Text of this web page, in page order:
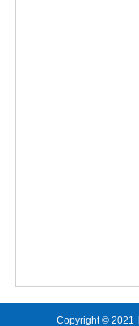
Copyright © 2021